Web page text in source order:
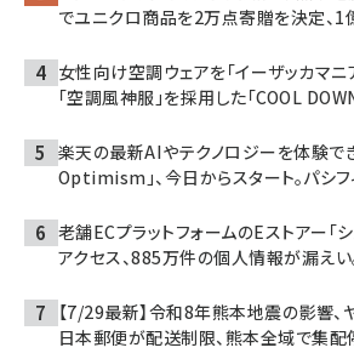
でユニクロ商品を2万点寄贈を決定、
女性向け空調ウェアを「イーザッカマニ
「空調風神服」を採用した「COOL
楽天の最新AIやテクノロジーを体験で
Optimism」、今日からスタート。パシ
老舗ECプラットフォームのEストアー「
アクセス、885万件の個人情報が漏え
【7/29最新】令和8年熊本地震の影響、
日本郵便が配送制限、熊本全域で集